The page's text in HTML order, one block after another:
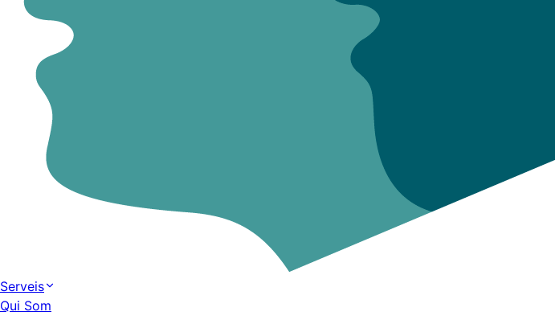
Serveis
Qui Som